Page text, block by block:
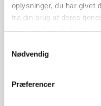
oplysninger, du har givet
fra din brug af deres
Nødvendig
Præferencer